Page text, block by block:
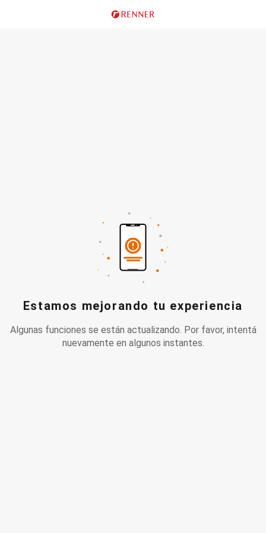
Estamos mejorando tu experiencia
Algunas funciones se están actualizando. Por favor, intentá
nuevamente en algunos instantes.